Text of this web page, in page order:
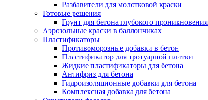
Разбавители для молотковой краски
Готовые решения
Грунт для бетона глубокого проникновения
Аэрозольные краски в баллончиках
Пластификаторы
Противоморозные добавки в бетон
Пластификатор для тротуарной плитки
Жидкие пластификаторы для бетона
Антифриз для бетона
Гидроизоляционные добавки для бетона
Комплексная добавка для бетона